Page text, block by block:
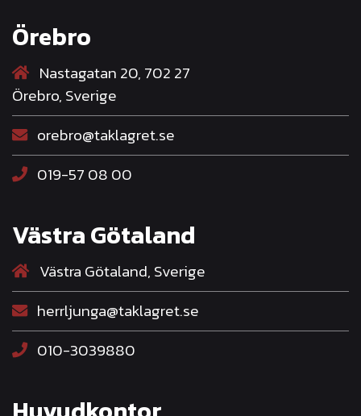
Örebro
Nastagatan 20, 702 27
Örebro, Sverige
orebro@taklagret.se
019-57 08 00
Västra Götaland
Västra Götaland, Sverige
herrljunga@taklagret.se
010-3039880